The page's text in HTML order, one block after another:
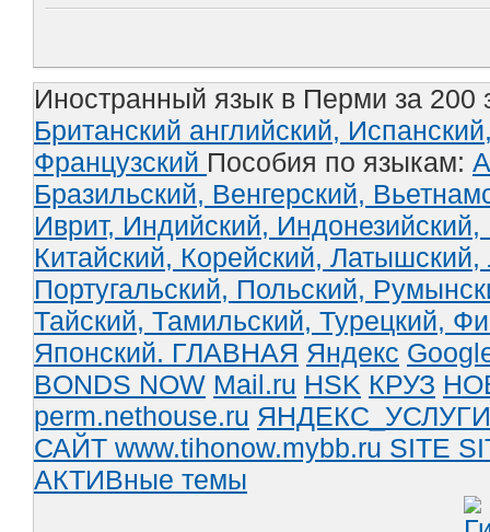
Иностранный язык в Перми за 200
Британский английский,
Французский Пособия по языкам:
Бразильский, Венгерский,
Иврит, Индийский, Индонезийский,
Китайский, Корейский, Латышский,
Португальский, Польский,
Тайский, Тамильский, Турецкий,
Японский. ГЛАВНАЯ Яндекс
BONDS NOW Mail.ru HSK КРУЗ
perm.nethouse.ru ЯНДЕКС_УСЛУГИ
САЙТ www.tihonow.mybb.ru SITE
АКТИВные темы